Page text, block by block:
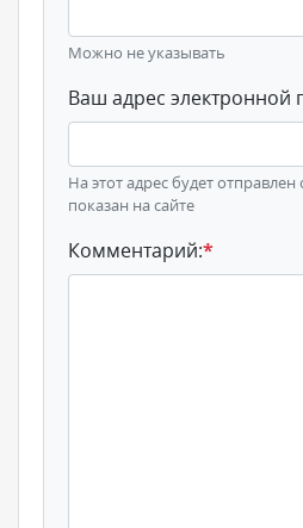
Можно не указывать
Ваш адрес электронной
На этот адрес будет отправлен
показан на сайте
Комментарий:*